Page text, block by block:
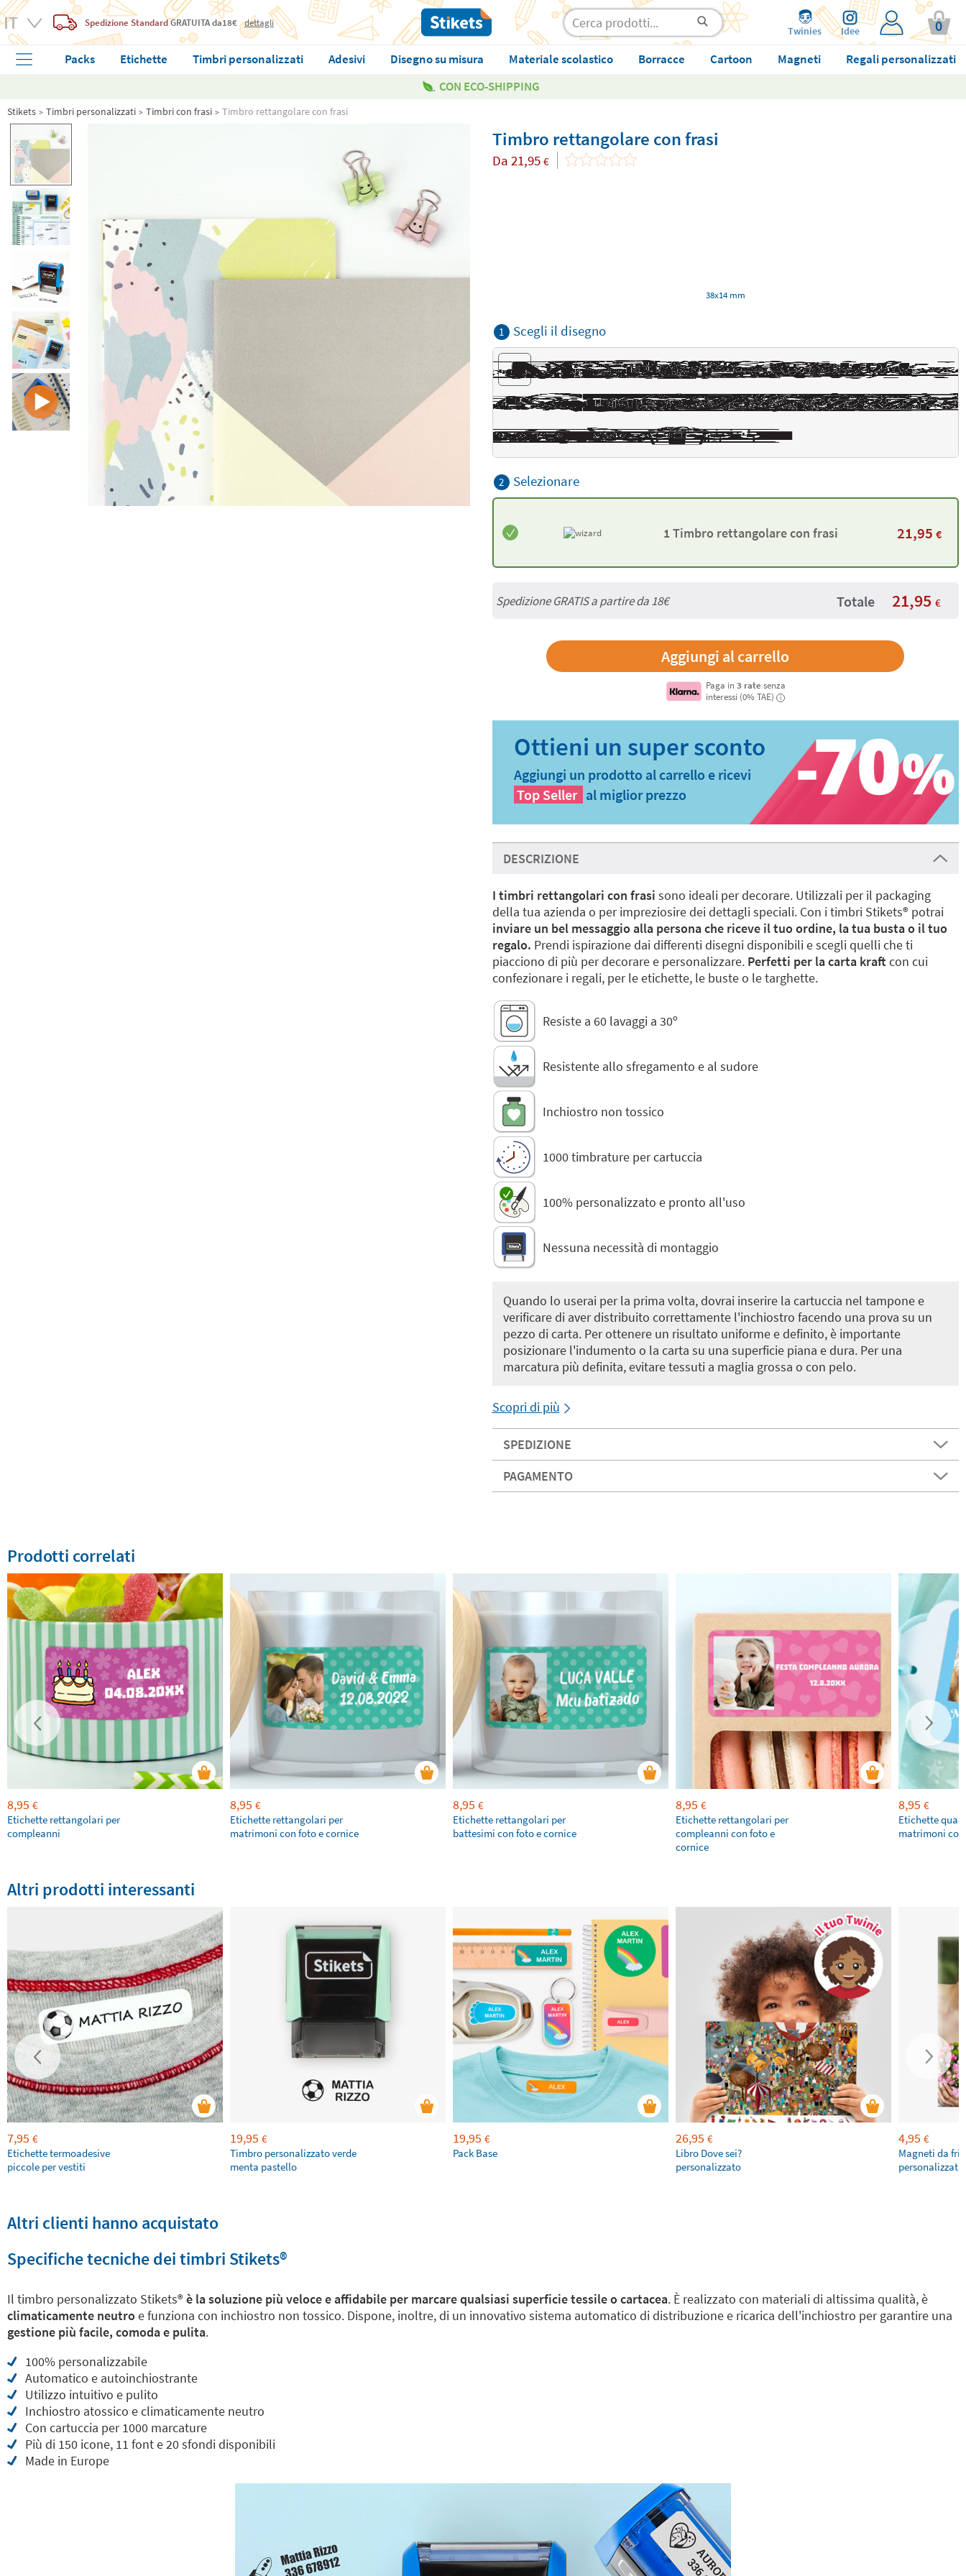
Spedizione StandardGRATUITAda18€ dettagli
Twinies Idee 0
Packs Etichette Timbri personalizzati Adesivi Disegno su misura Materiale scolastico Borracce Cartoon Magneti
Regali personalizzati
CON ECO-SHIPPING
Stikets Timbri personalizzati Timbri con frasi Timbro rettangolare con frasi
Timbro rettangolare con frasi
Da 21,95 €
38x14 mm
1 Scegli il disegno
2 Selezionare
1 Timbro rettangolare con frasi 21,95 €
Spedizione GRATIS a partire da18€ Totale 21,95 €
Paga in 3 rate senza
interessi (0% TAE)
i
Aggiungi un prodotto al carrello e ricevi
Top Seller al miglior prezzo
DESCRIZIONE
I timbri rettangolari con frasi sono ideali per decorare. Utilizzali per il packaging
della tua azienda o per impreziosire dei dettagli speciali. Con i timbri Stikets®️ potrai
inviare un bel messaggio alla persona che riceve il tuo ordine, la tua busta o il tuo
regalo. Prendi ispirazione dai differenti disegni disponibili e scegli quelli che ti
piacciono di più per decorare e personalizzare. Perfetti per la carta kraftcon cui
confezionare i regali, per le etichette, le buste o le targhette.
Resiste a 60 lavaggi a 30º
Resistente allo sfregamento e al sudore
Inchiostro non tossico
1000 timbrature per cartuccia
100% personalizzato e pronto all'uso
Nessuna necessità di montaggio
Quando lo userai per la prima volta, dovrai inserire la cartuccia nel tampone e
verificare di aver distribuito correttamente l'inchiostro facendo una prova su un
pezzo di carta. Per ottenere un risultato uniforme e definito, è importante
posizionare l'indumento o la carta su una superficie piana e dura. Per una
marcatura più definita, evitare tessuti a maglia grossa o con pelo.
Scopri di più
SPEDIZIONE
PAGAMENTO
Prodotti correlati
8,95 €
Etichette rettangolari per
compleanni
8,95 €
Etichette rettangolari per
matrimoni con foto e cornice
8,95 €
Etichette rettangolari per
battesimi con foto e cornice
8,95 €
Etichette rettangolari per
compleanni con foto e
cornice
8,95 €
Etichette
matrimoni
Altri prodotti interessanti
7,95 €
Etichette termoadesive
piccole per vestiti
19,95 €
Timbro personalizzato verde
menta pastello
19,95 €
Pack Base
26,95 €
Libro Dove sei?
personalizzato
4,95 €
Magneti da
personalizzati
Altri clienti hanno acquistato
Specifiche tecniche dei timbri Stikets®️
Il timbro personalizzato Stikets®️è la soluzione più veloce e affidabile per marcare qualsiasi superficie tessile o cartacea. È realizzato con materiali di altissima qualità, è
climaticamente neutroe funziona con inchiostro non tossico. Dispone, inoltre, di un innovativo sistema automatico di distribuzione e ricarica dell'inchiostro per garantire una
gestione più facile, comoda e pulita.
100% personalizzabile
Automatico e autoinchiostrante
Utilizzo intuitivo e pulito
Inchiostro atossico e climaticamente neutro
Con cartuccia per 1000 marcature
Più di 150 icone, 11 font e 20 sfondi disponibili
Made in Europe